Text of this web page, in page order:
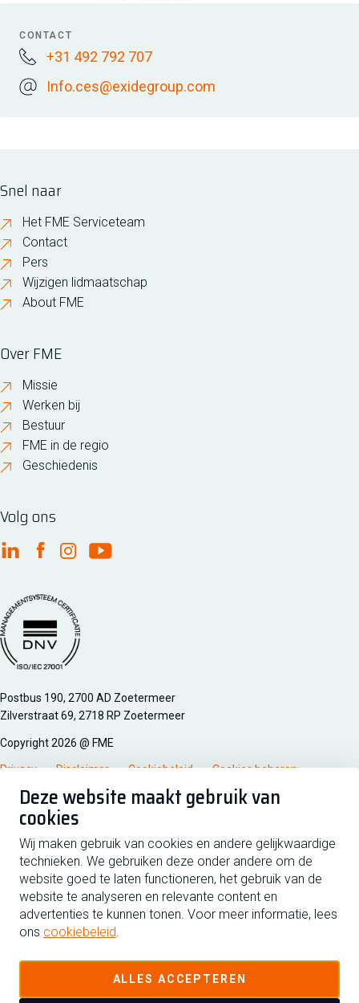
Deze website maakt gebruik van
cookies
Wij maken gebruik van cookies en andere gelijkwaardige
technieken. We gebruiken deze onder andere om de
website goed te laten functioneren, het gebruik van de
website te analyseren en relevante content en
advertenties te kunnen tonen. Voor meer informatie, lees
ons cookiebeleid.
ALLES ACCEPTEREN
CONTACT
+31 492 792 707
Info.ces@exidegroup.com
Snel naar
Het FME Serviceteam
Contact
Pers
Wijzigen lidmaatschap
About FME
Over FME
Missie
Werken bij
Bestuur
FME in de regio
Geschiedenis
Volg ons
FME Linkedin
FME Facebook
FME Instagram
FME Youtube
Managementsyteem certificatie DNV iso/iec 27001
Postbus 190, 2700 AD Zoetermeer
Zilverstraat 69, 2718 RP Zoetermeer
Copyright 2026 @ FME
Privacy Disclaimer Cookiebeleid Cookies beheren
Schrijf je in voor de nieuwsbrief
Voornaam
Achternaam